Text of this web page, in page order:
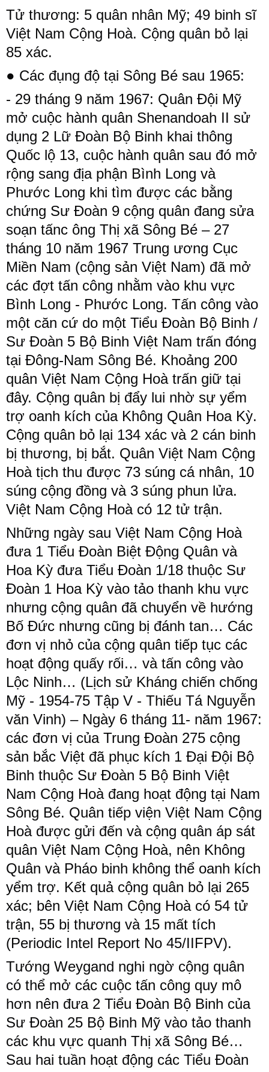
Tử thương: 5 quân nhân Mỹ; 49 binh sĩ
Việt Nam Cộng Hoà. Cộng quân bỏ lại
85 xác.
● Các đụng độ tại Sông Bé sau 1965:
- 29 tháng 9 năm ​1967: Quân Đội Mỹ
mở cuộc hành quân Shenandoah II sử
dụng 2 Lữ Đoàn Bộ Binh khai thông
Quốc lộ 13, cuộc hành quân sau đó mở
rộng sang địa phận Bình Long và
Phước Long khi tìm được các bằng
chứng Sư Đoàn 9 cộng quân đang sửa
soạn tấnc ông Thị xã Sông Bé – 27
tháng 10 năm ​1967 Trung ương Cục
Miền Nam (cộng sản Việt Nam) đã mở
các đợt tấn công nhằm vào khu vực
Bình Long - Phước Long. Tấn công vào
một căn cứ do một Tiểu Đoàn Bộ Binh /
Sư Đoàn 5 Bộ Binh Việt Nam trấn đóng
tại Đông-Nam Sông Bé. Khoảng 200
quân Việt Nam Cộng Hoà trấn giữ tại
đây. Cộng quân bị đẩy lui nhờ sự yểm
trợ oanh kích của Không Quân Hoa Kỳ.
Cộng quân bỏ lại 134 xác và 2 cán binh
bị thương, bị bắt. Quân Việt Nam Cộng
Hoà tịch thu được 73 súng cá nhân, 10
súng cộng đồng và 3 súng phun lửa.
Việt Nam Cộng Hoà có 12 tử trận.
Những ngày sau Việt Nam Cộng Hoà
đưa 1 Tiểu Đoàn Biệt Động Quân và
Hoa Kỳ đưa Tiểu Đoàn 1/18 thuộc Sư
Đoàn 1 Hoa Kỳ vào tảo thanh khu vực
nhưng cộng quân đã chuyển về hướng
Bố Đức nhưng cũng bị đánh tan… Các
đơn vị nhỏ của cộng quân tiếp tục các
hoạt động quấy rối… và tấn công vào
Lộc Ninh…​ (Lịch sử Kháng chiến chống
Mỹ - 1954-75 Tập V - Thiếu Tá Nguyễn
văn Vinh) – Ngày 6 tháng 11-​ năm 1967:
​các đơn vị của Trung Đoàn 275 cộng
sản bắc Việt đã phục kích 1 Đại Đội Bộ
Binh thuộc Sư Đoàn 5 Bộ Binh Việt
Nam Cộng Hoà đang hoạt động tại Nam
Sông Bé. Quân tiếp viện Việt Nam Cộng
Hoà được gửi đến và cộng quân áp sát
quân Việt Nam Cộng Hoà, nên Không
Quân và Pháo binh không thể oanh kích
yểm trợ. Kết quả cộng quân bỏ lại 265
xác; bên Việt Nam Cộng Hoà có 54 tử
trận, 55 bị thương và 15 mất tích​
(Periodic Intel Report No 45/IIFPV).​
Tướng Weygand nghi ngờ cộng quân
có thể mở các cuộc tấn công quy mô
hơn nên đưa 2 Tiểu Đoàn Bộ Binh của
Sư Đoàn 25 Bộ Binh Mỹ vào tảo thanh
các khu vực quanh Thị xã Sông Bé…
Sau hai tuần hoạt động các Tiểu Đoàn